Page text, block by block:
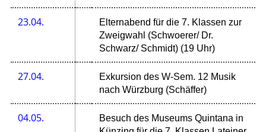
23.04.
Elternabend für die 7. Klassen zur
Zweigwahl (Schwoerer/ Dr.
Schwarz/ Schmidt) (19 Uhr)
27.04.
Exkursion des W-Sem. 12 Musik
nach Würzburg (Schäffer)
04.05.
Besuch des Museums Quintana in